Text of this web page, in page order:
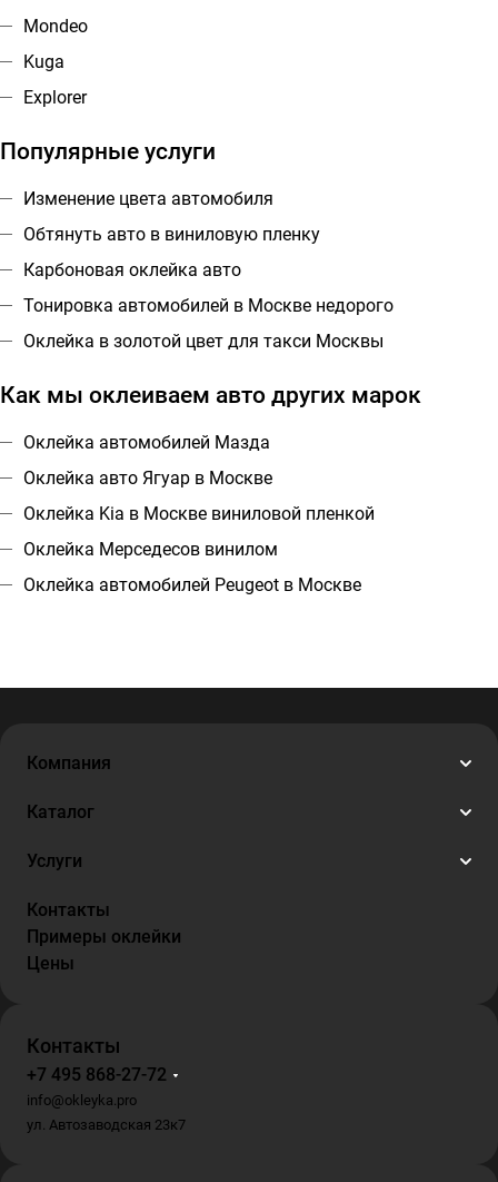
Mondeo
Kuga
Explorer
Популярные услуги
Изменение цвета автомобиля
Обтянуть авто в виниловую пленку
Карбоновая оклейка авто
Тонировка автомобилей в Москве недорого
Оклейка в золотой цвет для такси Москвы
Как мы оклеиваем авто других марок
Оклейка автомобилей Мазда
Оклейка авто Ягуар в Москве
Оклейка Kia в Москве виниловой пленкой
Оклейка Мерседесов винилом
Оклейка автомобилей Peugeot в Москве
Компания
Каталог
Услуги
Контакты
Примеры оклейки
Цены
Контакты
+7 495 868-27-72
info@okleyka.pro
ул. Автозаводская 23к7